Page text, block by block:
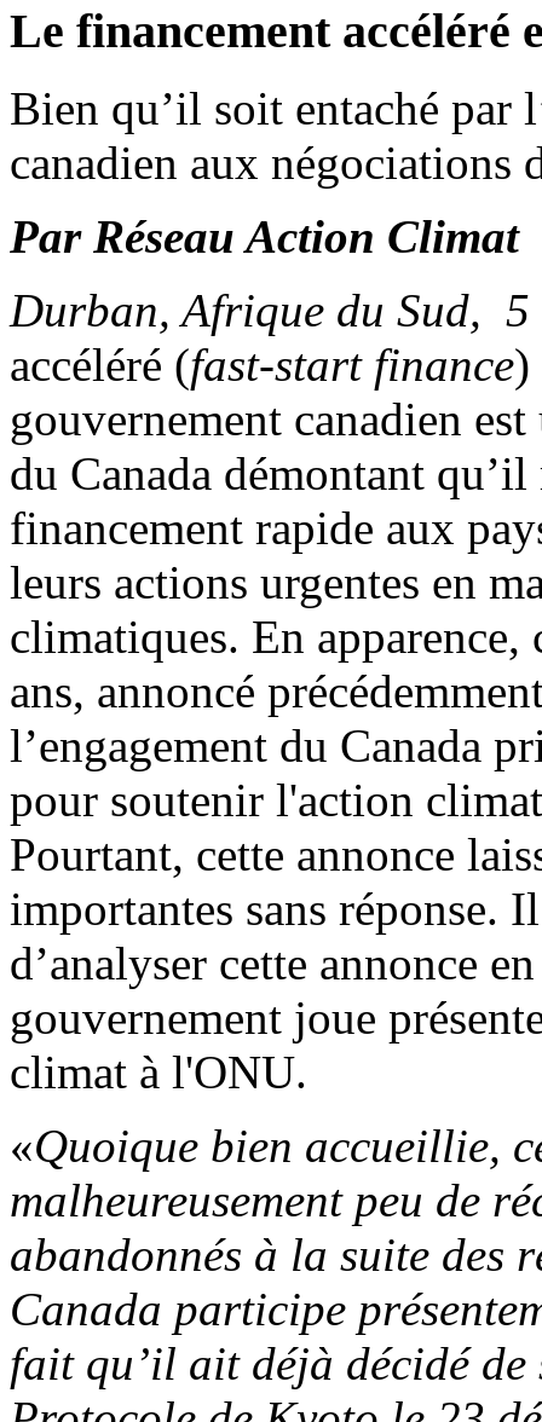
Le financement accéléré
Bien qu’il soit entaché par
canadien aux négociations
Par Réseau Action Climat
Durban, Afrique du Sud, 5
accéléré (fast-start finance)
gouvernement canadien
du Canada démontant
financement rapide aux
leurs actions urgentes en
climatiques. En
ans, annoncé
l’engagement du Canada
pour soutenir l'action
Pourtant, cette annonce
importantes sans réponse.
d’analyser cette annonce
gouvernement joue
climat à l'ONU.
«Quoique bien accueillie,
malheureusement peu de
abandonnés à la suite des
Canada participe
fait qu’il ait déjà décidé